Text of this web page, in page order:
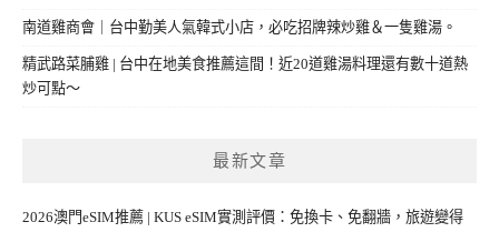
南道雞商會｜台中勤美人氣韓式小店，必吃招牌辣炒雞＆一隻雞湯。
精武路菜脯雞 | 台中在地美食推薦這間！近20道雞湯料理還有數十道熱
炒可點～
最新文章
2026澳門eSIM推薦 | KUS eSIM實測評價：免換卡、免翻牆，旅遊變得